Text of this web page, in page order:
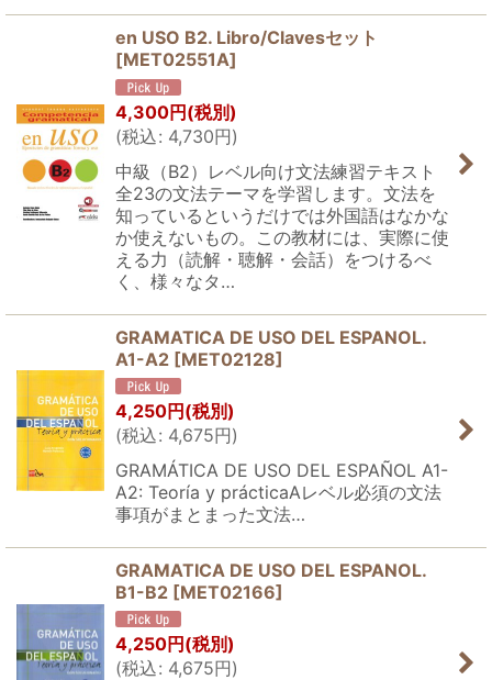
en USO B2. Libro/Clavesセット
[MET02551A]
4,300円(税別)
(税込: 4,730円)
中級（B2）レベル向け文法練習テキスト
全23の文法テーマを学習します。文法を
知っているというだけでは外国語はなかな
か使えないもの。この教材には、実際に使
える力（読解・聴解・会話）をつけるべ
く、様々なタ…
GRAMATICA DE USO DEL ESPANOL.
A1-A2 [MET02128]
4,250円(税別)
(税込: 4,675円)
GRAMÁTICA DE USO DEL ESPAÑOL A1-
A2: Teoría y prácticaAレベル必須の文法
事項がまとまった文法…
GRAMATICA DE USO DEL ESPANOL.
B1-B2 [MET02166]
4,250円(税別)
(税込: 4,675円)